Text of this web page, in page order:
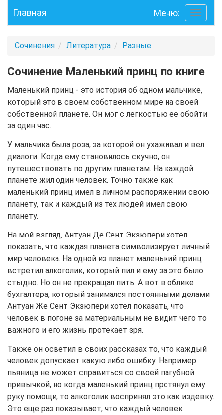
Toggle
Главная Меню:
Сочинения Литература Разные
Сочинение Маленький принц по книге
Маленький принц - это история об одном мальчике,
который это в своем собственном мире на своей
собственной планете. Он мог с легкостью ее обойти
за один час.
У мальчика была роза, за которой он ухаживал и вел
диалоги. Когда ему становилось скучно, он
путешествовать по другим планетам. На каждой
планете жил один человек. Точно также как
маленький принц имел в личном распоряжении свою
планету, так и каждый из тех людей имел свою
планету.
На мой взгляд, Антуан Де Сент Экзюпери хотел
показать, что каждая планета символизирует личный
мир человека. На одной из планет маленький принц
встретил алкоголик, который пил и ему за это было
стыдно. Но он не прекращал пить. А вот в облике
бухгалтера, который занимался постоянными делами
Антуан Же Сент Экзюпери хотел показать, что
человек в погоне за материальным не видит чего то
важного и его жизнь протекает зря.
Также он осветил в своих рассказах то, что каждый
человек допускает какую либо ошибку. Например
пьяница не может справиться со своей пагубной
привычкой, но когда маленький принц протянул ему
руку помощи, то алкоголик воспринял это как издевку.
Это еще раз показывает, что каждый человек